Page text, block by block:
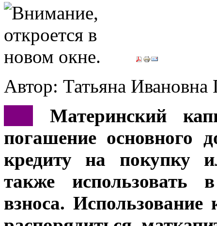
Автор: Татьяна
Материнский
погашение основного
кредиту на покупку
также использовать
взноса. Использование